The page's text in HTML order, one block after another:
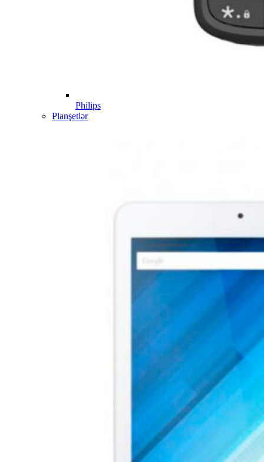
Philips
Planşetlər